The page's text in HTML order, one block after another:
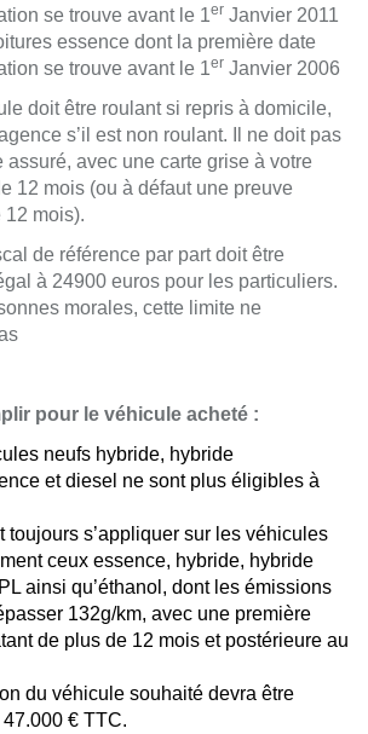
se trouve avant le 1er Janvier 2011
essence dont la première date
se trouve avant le 1er Janvier 2006
doit être roulant si repris à domicile,
s’il est non roulant. Il ne doit pas
assuré, avec une carte grise à votre
12 mois (ou à défaut une preuve
12 mois).
de référence par part doit être
à 24900 euros pour les particuliers.
morales, cette limite ne
pour le véhicule acheté :
neufs hybride, hybride
et diesel ne sont plus éligibles à
toujours s’appliquer sur les véhicules
ceux essence, hybride, hybride
ainsi qu’éthanol, dont les émissions
132g/km, avec une première
de plus de 12 mois et postérieure au
du véhicule souhaité devra être
€ TTC.